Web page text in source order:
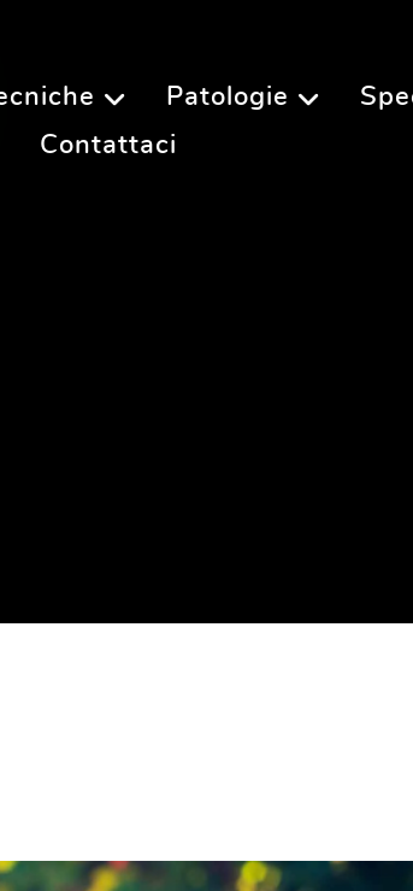
Patologie
Contattaci